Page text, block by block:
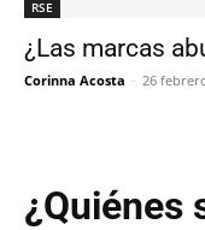
RSE
¿Las marcas
Corinna Acosta - 26
¿Quiénes